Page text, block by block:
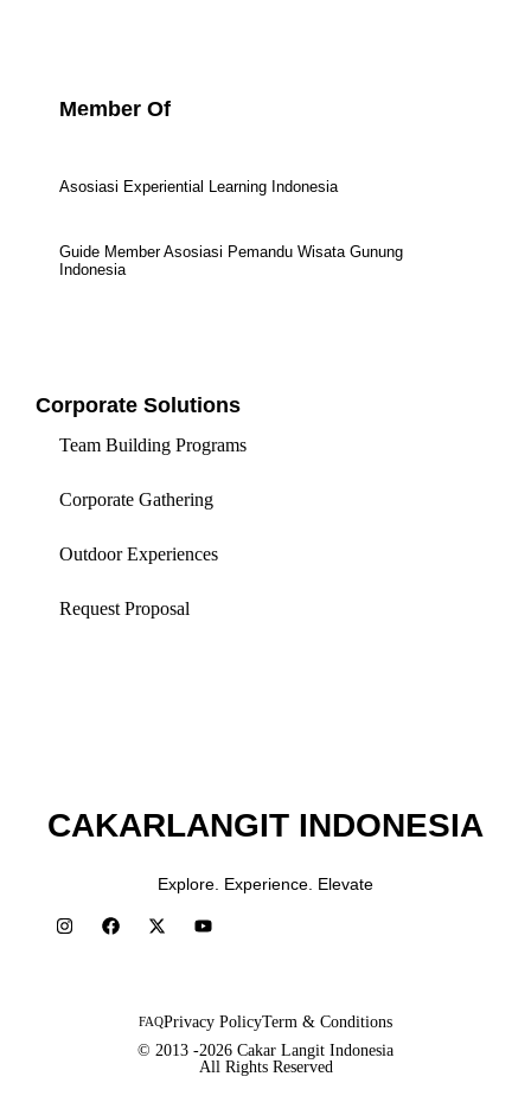
CAKARLANGIT INDONESIA
Explore. Experience. Elevate
Corporate Solutions
Team Building Programs
Corporate Gathering
Outdoor Experiences
Request Proposal
Member Of
Asosiasi Experiential Learning Indonesia
Guide Member Asosiasi Pemandu Wisata Gunung
Indonesia
FAQPrivacy PolicyTerm & Conditions
© 2013 -2026 Cakar Langit Indonesia
All Rights Reserved